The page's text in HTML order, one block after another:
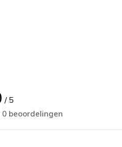
/ 5
beoordelingen